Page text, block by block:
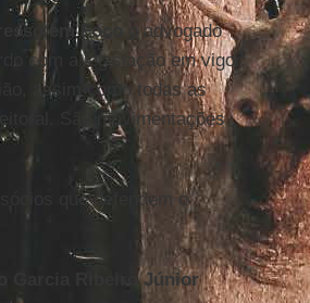
em Foco
o advogado
com a legislação em vigor.
assim como todas as
São movimentações
que defendem o
Garcia Ribeiro Júnior